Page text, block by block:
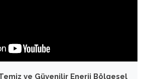
ve Güvenilir Enerji Bölgesel